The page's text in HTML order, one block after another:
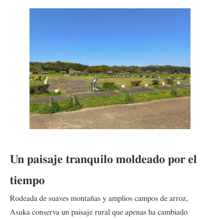
Un paisaje tranquilo moldeado por el
tiempo
Rodeada de suaves montañas y amplios campos de arroz,
Asuka conserva un paisaje rural que apenas ha cambiado